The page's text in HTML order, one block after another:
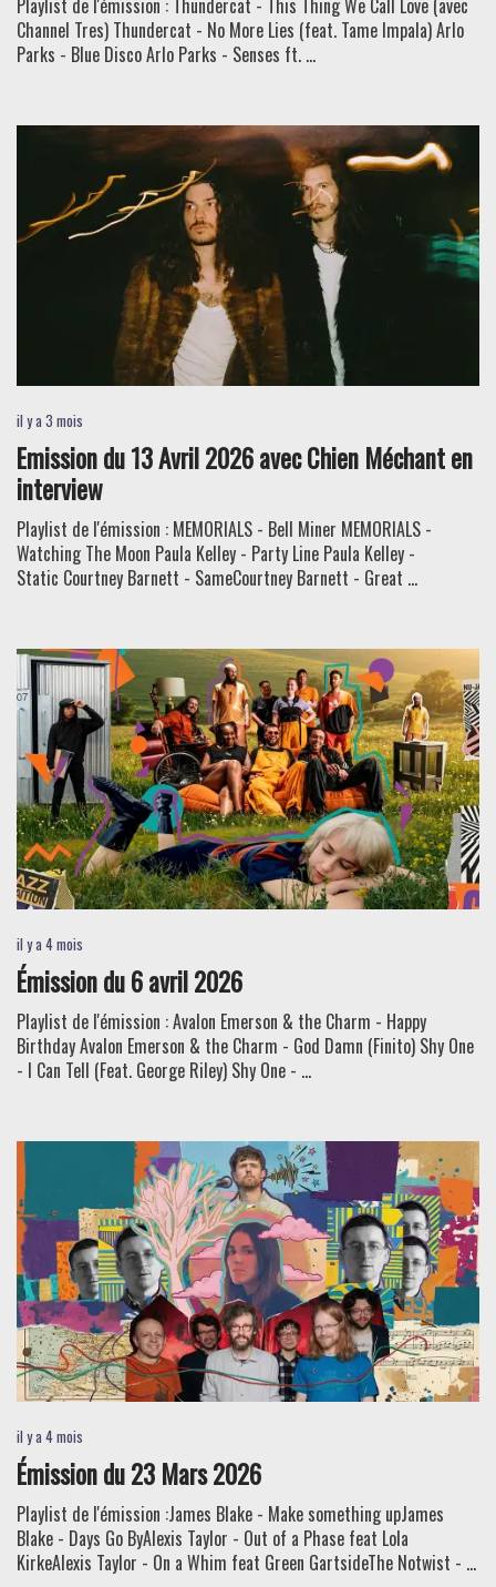
Channel Tres) Thundercat - No More Lies (feat. Tame Impala) Arlo
Parks - Blue Disco Arlo Parks - Senses ft. ...
il y a 3 mois
Emission du 13 Avril 2026 avec Chien Méchant en
interview
Playlist de l'émission : MEMORIALS - Bell Miner MEMORIALS -
Watching The Moon Paula Kelley - Party Line Paula Kelley -
Static Courtney Barnett - SameCourtney Barnett - Great ...
il y a 4 mois
Émission du 6 avril 2026
Playlist de l'émission : Avalon Emerson & the Charm - Happy
Birthday Avalon Emerson & the Charm - God Damn (Finito) Shy One
- I Can Tell (Feat. George Riley) Shy One - ...
il y a 4 mois
Émission du 23 Mars 2026
Playlist de l'émission :James Blake - Make something upJames
Blake - Days Go ByAlexis Taylor - Out of a Phase feat Lola
KirkeAlexis Taylor - On a Whim feat Green GartsideThe Notwist - ...